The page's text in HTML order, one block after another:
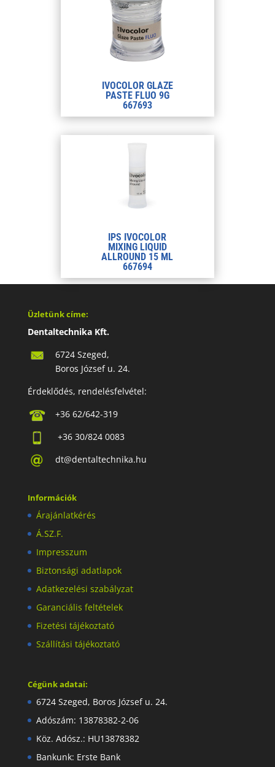
IVOCOLOR GLAZE
PASTE FLUO 9G
667693
IPS IVOCOLOR
MIXING LIQUID
ALLROUND 15 ML
667694
Üzletünk címe:
Dentaltechnika Kft.
6724 Szeged,
Boros József u. 24.
Érdeklődés, rendelésfelvétel:
+36 62/642-319
+36 30/824 0083
dt@dentaltechnika.hu
Információk
Árajánlatkérés
Á.SZ.F.
Impresszum
Biztonsági adatlapok
Adatkezelési szabályzat
Garanciális feltételek
Fizetési tájékoztató
Szállítási tájékoztató
Cégünk adatai:
6724 Szeged, Boros József u. 24.
Adószám: 13878382-2-06
Köz. Adósz.: HU13878382
Bankunk: Erste Bank